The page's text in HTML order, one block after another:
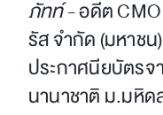
ภัทท์- อดีต
รัส จำกัด (มหาช
ประกาศนียบัตรจ
นานาชาติ ม.มหิ